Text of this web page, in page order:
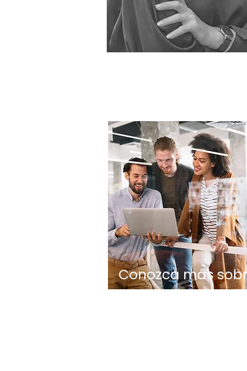
Conozca más
Fundación Eud